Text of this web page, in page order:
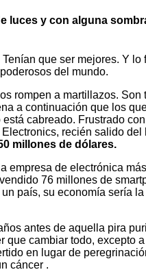
luces y con alguna
que ser mejores. Y lo
del mundo.
rompen a martillazos. Son
a continuación que los
cabreado. Frustrado
recién salido del
millones de dólares.
empresa de electrónica
76 millones de
país, su economía sería
antes de aquella pira
que cambiar todo, excepto
en lugar de
cáncer .